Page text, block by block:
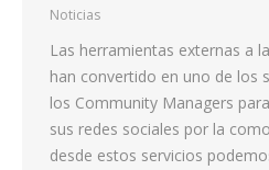
Noticias
Las herramientas externas a
han convertido en uno de los
los Community Managers
sus redes sociales por la
desde estos servicios